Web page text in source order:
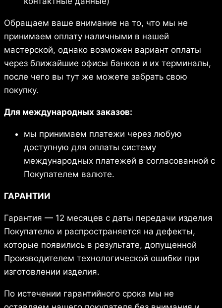
Обращаем ваше внимание на то, что мы не
принимаем оплату наличными в нашей
мастерской, однако возможен вариант оплаты
через ближайшие офисы банков и их терминалы,
после чего вы тут же можете забрать свою
покупку.
Для международных заказов:
мы принимаем платежи через любую
доступную для оплаты систему
международных платежей в согласованной с
Покупателем валюте.
ГАРАНТИИ
Гарантия — 12 месяцев с даты передачи изделия
Покупателю и распространяется на дефекты,
которые появились в результате, допущенной
Производителем технологической ошибки при
изготовлении изделия.
По истечении гарантийного срока мы не